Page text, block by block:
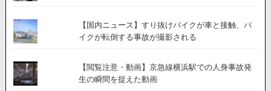
【国内ニュース】すり抜けバイクが車と接触、バ
イクが転倒する事故が撮影される
【閲覧注意・動画】京急線横浜駅での人身事故発
生の瞬間を捉えた動画